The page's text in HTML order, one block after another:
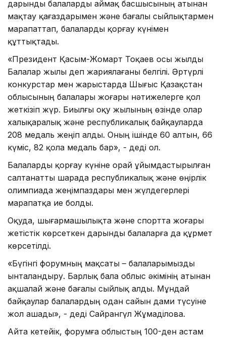
дарынды балаларды аймақ басшысының атынан
мақтау қағаздарымен және бағалы сыйлықтармен
марапаттап, балаларды қорғау күнімен
құттықтады.
«Президент Қасым-Жомарт Тоқаев осы жылды
Балалар жылы деп жариялағаны белгілі. Әртүрлі
конкурстар мен жарыстарда Шығыс Қазақстан
облысының балалары жоғары нәтижелерге қол
жеткізіп жүр. Биылғы оқу жылының өзінде олар
халықаралық және республикалық байқауларда
208 медаль жеңіп алды. Оның ішінде 60 алтын, 66
күміс, 82 қола медаль бар», - деді ол.
Балаларды қорғау күніне орай ұйымдастырылған
салтанатты шарада республикалық және өңірлік
олимпиада жеңімпаздары мен жүлдегерлері
марапатқа ие болды.
Оқуда, шығармашылықта және спортта жоғары
жетістік көрсеткен дарынды балаларға да құрмет
көрсетілді.
«Бүгінгі форумның мақсаты – балаларымызды
ынталандыру. Барлық бала облыс әкімінің атынан
ақшалай және бағалы сыйлық алды. Мұндай
байқаулар балалардың одан сайын дами түсуіне
жол ашады», - деді Сайрангүл Жұмаділова.
Айта кетейік, форумға облыстың 100-ден астам